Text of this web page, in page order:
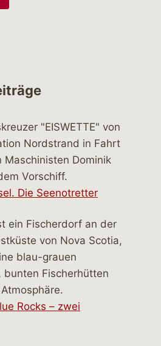
Die Seenotretter
Rocks – zwei